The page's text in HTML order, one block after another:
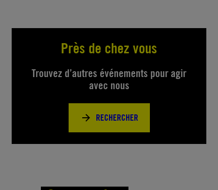
Près de chez vous
Trouvez d’autres événements pour agir
avec nous
RECHERCHER